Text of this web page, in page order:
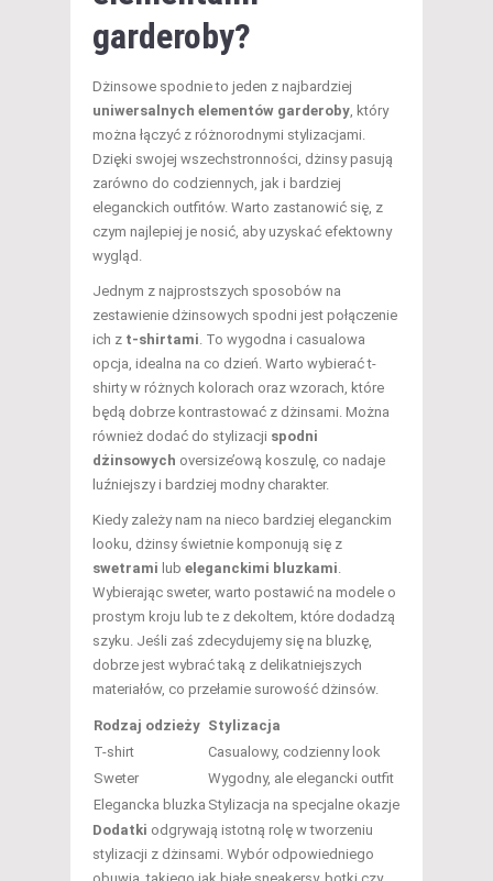
garderoby?
Dżinsowe spodnie to jeden z najbardziej
uniwersalnych elementów garderoby , który
można łączyć z różnorodnymi stylizacjami.
Dzięki swojej wszechstronności, dżinsy pasują
zarówno do codziennych, jak i bardziej
eleganckich outfitów. Warto zastanowić się, z
czym najlepiej je nosić, aby uzyskać efektowny
wygląd.
Jednym z najprostszych sposobów na
zestawienie dżinsowych spodni jest połączenie
ich z t-shirtami . To wygodna i casualowa
opcja, idealna na co dzień. Warto wybierać t-
shirty w różnych kolorach oraz wzorach, które
będą dobrze kontrastować z dżinsami. Można
również dodać do stylizacji spodni
dżinsowych oversize’ową koszulę, co nadaje
luźniejszy i bardziej modny charakter.
Kiedy zależy nam na nieco bardziej eleganckim
looku, dżinsy świetnie komponują się z
swetrami lub eleganckimi bluzkami
Wybierając sweter, warto postawić na modele o
prostym kroju lub te z dekoltem, które dodadzą
szyku. Jeśli zaś zdecydujemy się na bluzkę,
dobrze jest wybrać taką z delikatniejszych
materiałów, co przełamie surowość dżinsów.
Rodzaj odzieży Stylizacja
T-shirt
Casualowy, codzienny look
Sweter
Wygodny, ale elegancki outfit
Elegancka bluzka Stylizacja na specjalne okazje
Dodatki odgrywają istotną rolę w tworzeniu
stylizacji z dżinsami. Wybór odpowiedniego